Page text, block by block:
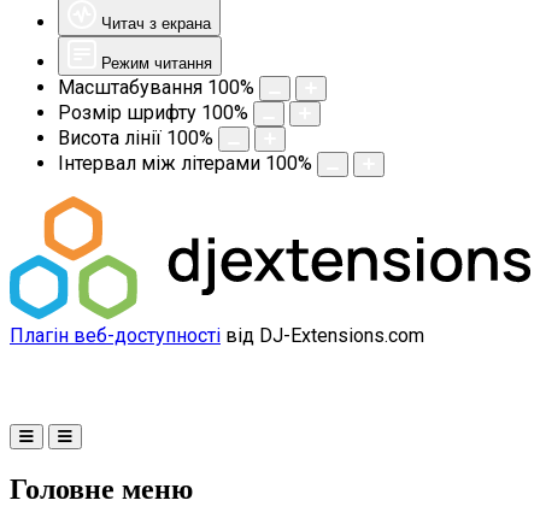
Читач з екрана
Режим читання
Масштабування 100%
Розмір шрифту 100%
Висота лінії 100%
Інтервал між літерами 100%
Плагін веб-доступності від DJ-Extensions.com
Головне меню